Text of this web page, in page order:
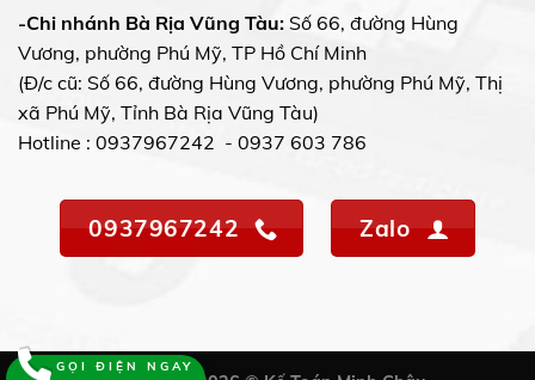
-Chi nhánh Bà Rịa Vũng Tàu: Số 66, đường Hùng
Vương, phường Phú Mỹ, TP Hồ Chí Minh
(Đ/c cũ: Số 66, đường Hùng Vương, phường Phú Mỹ, Thị
xã Phú Mỹ, Tỉnh Bà Rịa Vũng Tàu)
Hotline : 0937967242 - 0937 603 786
0937967242 Zalo
GỌI ĐIỆN NGAY